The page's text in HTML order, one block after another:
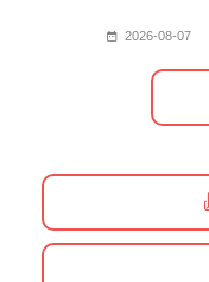
2026-08-07